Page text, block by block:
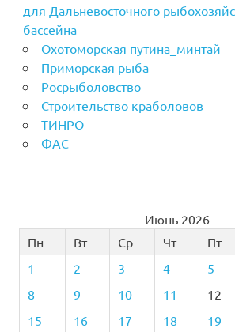
для Дальневосточного
бассейна
Охотоморская путина_минтай
Приморская рыба
Росрыболовство
Строительство краболовов
ТИНРО
ФАС
Июнь 2026
Пн
Вт Ср Чт Пт
1
2 3 4 5
8
9 10 11 12
15
16 17 18 19